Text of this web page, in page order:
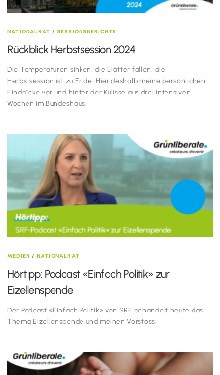
NATIONALRAT / SESSIONSBERICHTE
Rückblick Herbstsession 2024
Die Temperaturen sinken, die Blätter fallen, die
Herbstsession ist zu Ende. Hier deshalb meine persönlichen
Eindrücke vor und hinter der Kulisse aus drei intensiven
Wochen im Bundeshaus.
MEDIEN / NATIONALRAT
Hörtipp: Podcast «Einfach Politik» zur
Eizellenspende
Der Podcast «Einfach Politik» von SRF behandelt heute das
Thema Eizellenspende und meinen Vorstoss.